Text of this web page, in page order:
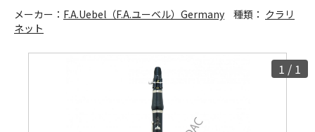
メーカー： F.A.Uebel（F.A.ユーベル）Germany 種類： クラリ
ネット
1 / 1